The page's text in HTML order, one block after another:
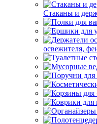
Стаканы и
освежителя,